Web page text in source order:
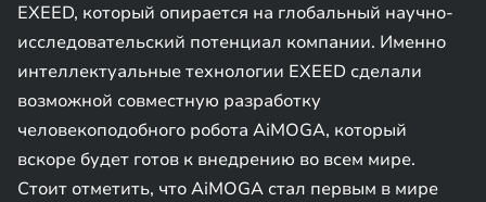
EXEED, который опирается на глобальный научно-
исследовательский потенциал компании. Именно
интеллектуальные технологии EXEED сделали
возможной совместную разработку
человекоподобного робота AiMOGA, который
вскоре будет готов к внедрению во всем мире.
Стоит отметить, что AiMOGA стал первым в мире